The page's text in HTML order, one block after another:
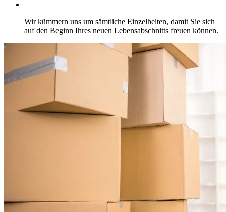
Wir kümmern uns um sämtliche Einzelheiten, damit Sie sich
auf den Beginn Ihres neuen Lebensabschnitts freuen können.